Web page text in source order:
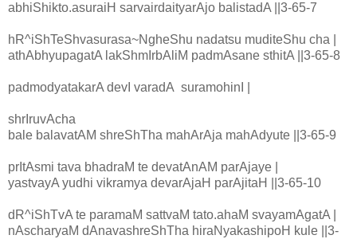
abhiShikto.asuraiH sarvairdaityarAjo balistadA ||3-65-7
hR^iShTeShvasurasa~NgheShu nadatsu muditeShu cha |
athAbhyupagatA lakShmIrbAliM padmAsane sthitA ||3-65-8
padmodyatakarA devI varadA suramohinI |
shrIruvAcha
bale balavatAM shreShTha mahArAja mahAdyute ||3-65-9
prItAsmi tava bhadraM te devatAnAM parAjaye |
yastvayA yudhi vikramya devarAjaH parAjitaH ||3-65-10
dR^iShTvA te paramaM sattvaM tato.ahaM svayamAgatA |
nAscharyaM dAnavashreShTha hiraNyakashipoH kule ||3-